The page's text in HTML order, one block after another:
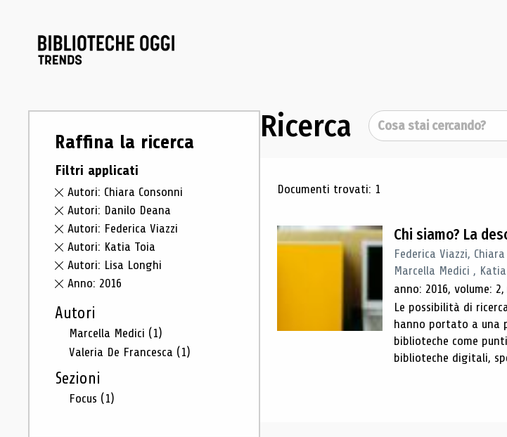
Raffina la ricerca
Filtri applicati
Autori: Chiara Consonni
Autori: Danilo Deana
Autori: Federica Viazzi
Autori: Katia Toia
Autori: Lisa Longhi
Anno: 2016
Autori
Marcella Medici (1)
Valeria De Francesca (1)
Sezioni
Focus (1)
Ricerca Cerca
Risultati di ricerca
Documenti trovati: 1
Chi siamo? La
Federica Viazzi,
Marcella Medici ,
anno: 2016, volume:
Le possibilità di
hanno portato a una
biblioteche come
biblioteche digitali,